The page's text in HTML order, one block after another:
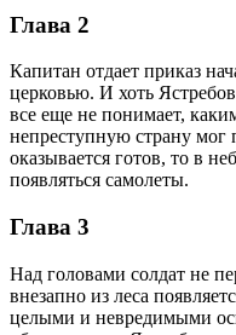
Глава 2
Капитан отдает приказ
церковью. И хоть
все еще не понимает,
непреступную страну мог
оказывается готов, то в
появляться самолеты.
Глава 3
Над головами солдат не
внезапно из леса
целыми и невредимыми